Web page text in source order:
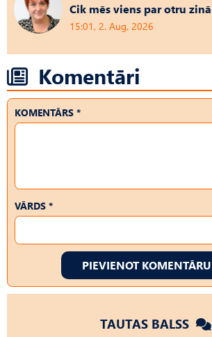
Cik mēs viens par otru
15:01, 2. Aug, 2026
Komentāri
KOMENTĀRS *
VĀRDS *
PIEVIENOT KOMENTĀRU
TAUTAS BALSS